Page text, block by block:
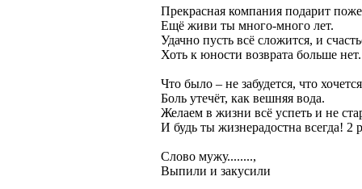
Прекрасная компания подарит
Ещё живи ты много-много лет.
Удачно пусть всё сложится, и
Хоть к юности возврата больше нет.
Что было – не забудется, что
Боль утечёт, как вешняя вода.
Желаем в жизни всё успеть и не
И будь ты жизнерадостна всегда! 2
Слово мужу........,
Выпили и закусили